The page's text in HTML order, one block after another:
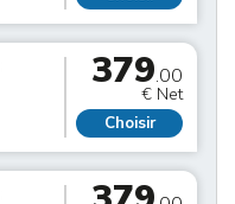
379.00
€ Net
Choisir